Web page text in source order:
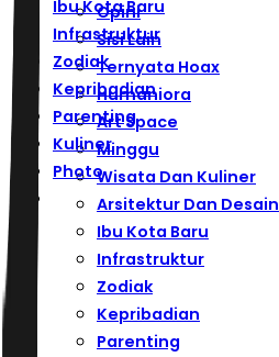
Ibu Kota Baru
Infrastruktur
Zodiak
Kepribadian
Parenting
Kuliner
Photo
Opini
Sisi Lain
Ternyata Hoax
Humaniora
Art Space
Minggu
Wisata Dan Kuliner
Arsitektur Dan Desain
Ibu Kota Baru
Infrastruktur
Zodiak
Kepribadian
Parenting